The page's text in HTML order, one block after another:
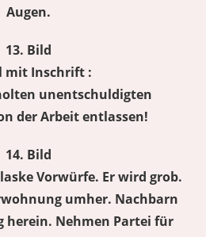
Augen.
13. Bild
mit Inschrift :
unentschuldigten
der Arbeit entlassen!
14. Bild
Vorwürfe. Er wird grob.
umher. Nachbarn
herein. Nehmen Partei für